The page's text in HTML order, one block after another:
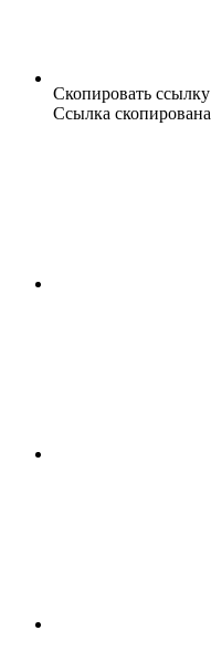
Скопировать ссылку
Ссылка скопирована